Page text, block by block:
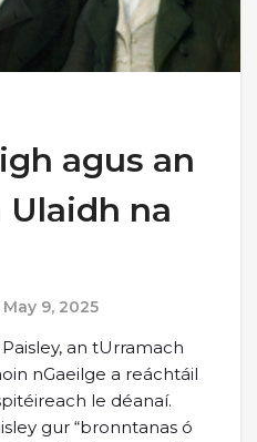
agus an
Ulaidh na
May 9, 2025
an tUrramach
nGaeilge a reáchtáil
le déanaí.
gur “bronntanas ó